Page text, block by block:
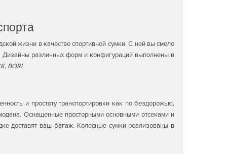
жизни в качестве спортивной сумки. С ней вы смело
Дизайны различных форм и конфигураций выполнены в
BORI.
и простоту транспортировки как по бездорожью,
Оснащенные просторными основными отсеками и
доставят ваш багаж. Колесные сумки реализованы в